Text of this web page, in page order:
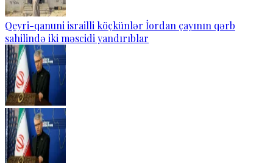
Qeyri-qanuni israilli köçkünlər İordan çayının qərb
sahilində iki məscidi yandırıblar